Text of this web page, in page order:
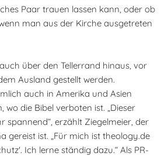
Paar trauen lassen kann, oder ob
man aus der Kirche ausgetreten
über den Tellerrand hinaus, vor
Ausland gestellt werden.
auch in Amerika und Asien
wo die Bibel verboten ist. „Dieser
spannend“, erzählt Ziegelmeier, der
gereist ist. „Für mich ist theology.de
Ich lerne ständig dazu.“ Als PR-